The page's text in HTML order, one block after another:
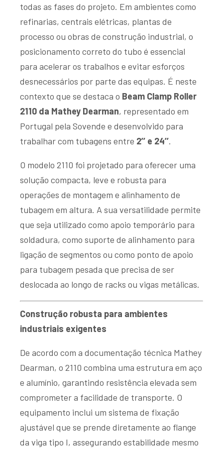
todas as fases do projeto. Em ambientes como
refinarias, centrais elétricas, plantas de
processo ou obras de construção industrial, o
posicionamento correto do tubo é essencial
para acelerar os trabalhos e evitar esforços
desnecessários por parte das equipas. É neste
contexto que se destaca o Beam Clamp Roller
2110 da Mathey Dearman, representado em
Portugal pela Sovende e desenvolvido para
trabalhar com tubagens entre 2’’ e 24’’.
O modelo 2110 foi projetado para oferecer uma
solução compacta, leve e robusta para
operações de montagem e alinhamento de
tubagem em altura. A sua versatilidade permite
que seja utilizado como apoio temporário para
soldadura, como suporte de alinhamento para
ligação de segmentos ou como ponto de apoio
para tubagem pesada que precisa de ser
deslocada ao longo de racks ou vigas metálicas.
Construção robusta para ambientes
industriais exigentes
De acordo com a documentação técnica Mathey
Dearman, o 2110 combina uma estrutura em aço
e alumínio, garantindo resistência elevada sem
comprometer a facilidade de transporte. O
equipamento inclui um sistema de fixação
ajustável que se prende diretamente ao flange
da viga tipo I, assegurando estabilidade mesmo